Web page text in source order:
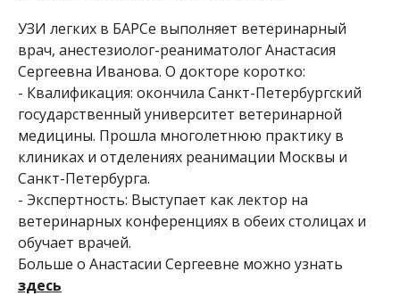
УЗИ легких в БАРСе выполняет ветеринарный
врач, анестезиолог-реаниматолог Анастасия
Сергеевна Иванова. О докторе коротко:
- Квалификация: окончила Санкт-Петербургский
государственный университет ветеринарной
медицины. Прошла многолетнюю практику в
клиниках и отделениях реанимации Москвы и
Санкт-Петербурга.
- Экспертность: Выступает как лектор на
ветеринарных конференциях в обеих столицах и
обучает врачей.
Больше о Анастасии Сергеевне можно узнать
здесь